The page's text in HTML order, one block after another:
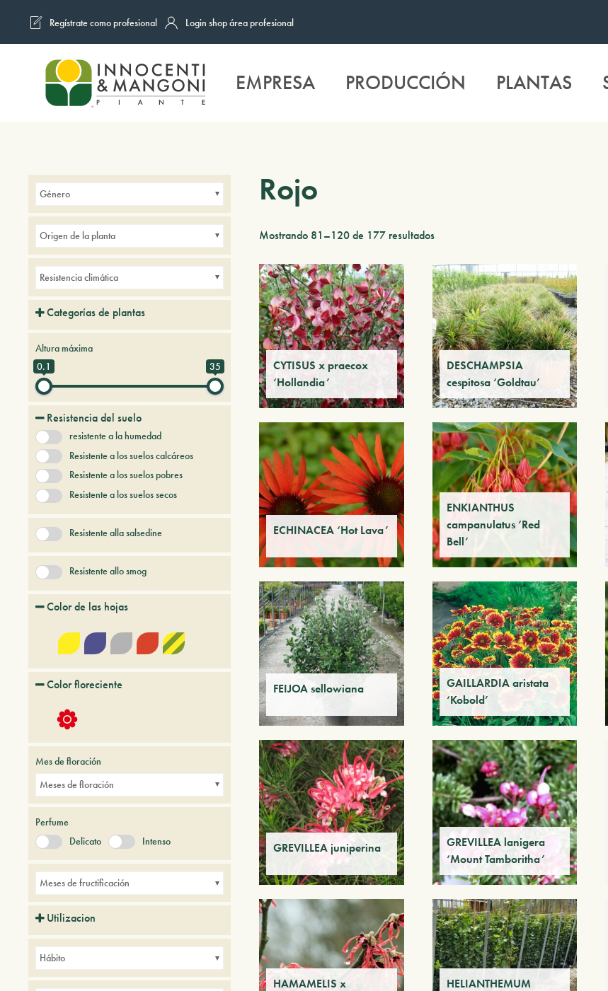
Skip to main content
Regístrate como profesional Login shop área profesional
EMPRESA PRODUCCIÓN PLANTAS
Rojo
Mostrando 81–120 de 177 resultados
CYTISUS x praecox
‘Hollandia’
DESCHAMPSIA
cespitosa ‘Goldtau’
ECHINACEA ‘Hot Lava’
ENKIANTHUS
campanulatus ‘Red
Bell’
FEIJOA sellowiana
GAILLARDIA aristata
‘Kobold’
GREVILLEA juniperina
GREVILLEA lanigera
‘Mount Tamboritha’
HAMAMELIS x
HELIANTHEMUM
Género
Origen de la planta
Resistencia climática
Categorías de plantas
Arboles y arbustos persistentes
Árboles y plantas del futuro
Enredaderas
Gramineas
+ Mostrar más
Altura máxima
0.1
35
Resistencia del suelo
resistente a la humedad
Resistente a los suelos calcáreos
Resistente a los suelos pobres
Resistente a los suelos secos
Resistente alla salsedine
Resistente allo smog
Color de las hojas
Color floreciente
Mes de floración
Meses de floración
Perfume
Delicato
Intenso
Meses de fructificación
Utilizacion
de interior
Parques
Hábito